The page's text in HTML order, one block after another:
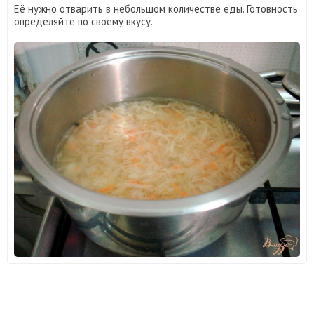
Её нужно отварить в небольшом количестве еды. Готовность
определяйте по своему вкусу.